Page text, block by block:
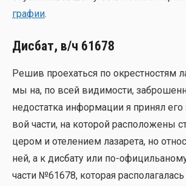
гра­фии.
Дисбат, в/ч 61678
Решив про­ехать­ся по окрест­но­стям
мы на, по всей види­мо­сти,
недо­стат­ка инфор­ма­ции я при­нял
вой части, на кото­рой рас­по­ло­же­ны
це­ром и оте­ле­ни­ем лаза­ре­та, но
ней, а к дис­ба­ту или по-
части №61678, кото­рая